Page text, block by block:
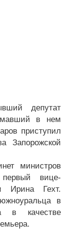
депутат
в нем
приступил
Запорожской
министров
вице-
Ирина Гехт.
в
в качестве